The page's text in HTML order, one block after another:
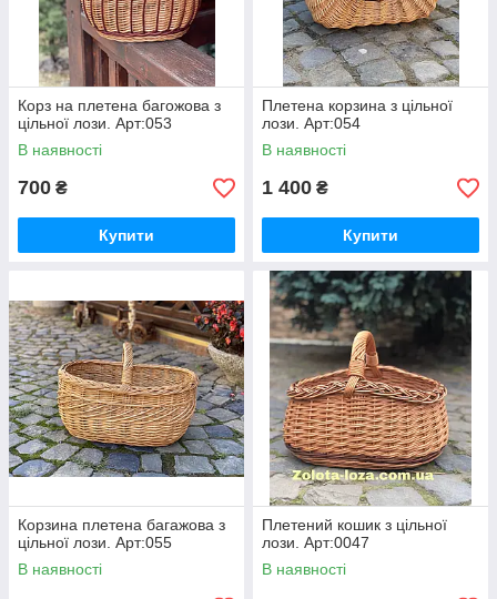
Корз на плетена багожова з
цільної лози. Арт:053
В наявності
700 ₴
Купити
Плетена корзина з цільної
лози. Арт:054
В наявності
1 400 ₴
Купити
Корзина плетена багажова з
цільної лози. Арт:055
В наявності
Плетений кошик з цільної
лози. Арт:0047
В наявності